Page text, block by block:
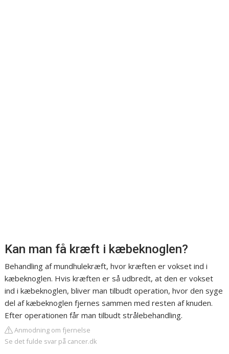
Kan man få kræft i kæbeknoglen?
Behandling af mundhulekræft, hvor kræften er vokset ind i
kæbeknoglen. Hvis kræften er så udbredt, at den er vokset
ind i kæbeknoglen, bliver man tilbudt operation, hvor den syge
del af kæbeknoglen fjernes sammen med resten af knuden.
Efter operationen får man tilbudt strålebehandling.
Anmodning om fjernelse
Se det fulde svar på cancer.dk